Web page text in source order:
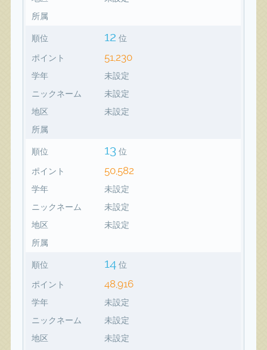
所属
順位 12 位
ポイント 51,230
学年
未設定
ニックネーム
未設定
地区
未設定
所属
順位 13 位
ポイント 50,582
学年
未設定
ニックネーム
未設定
地区
未設定
所属
順位 14 位
ポイント 48,916
学年
未設定
ニックネーム
未設定
地区
未設定